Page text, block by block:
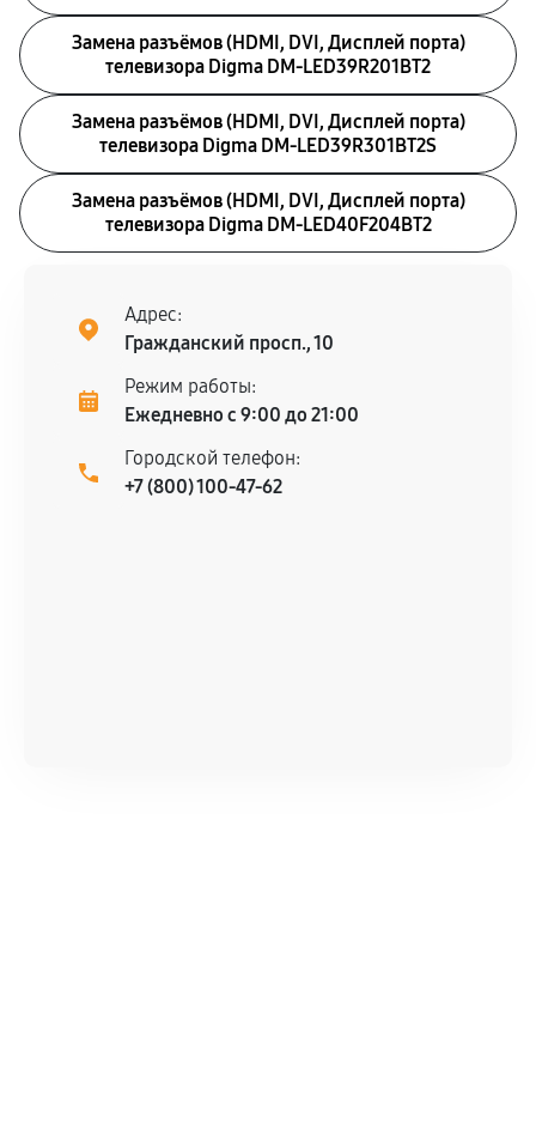
Замена разъёмов (HDMI, DVI, Дисплей порта)
телевизора Digma DM-LED39R201BT2
Замена разъёмов (HDMI, DVI, Дисплей порта)
телевизора Digma DM-LED39R301BT2S
Замена разъёмов (HDMI, DVI, Дисплей порта)
телевизора Digma DM-LED40F204BT2
Адрес:
Гражданский просп., 10
Режим работы:
Ежедневно с 9:00 до 21:00
Городской телефон:
+7 (800) 100-47-62